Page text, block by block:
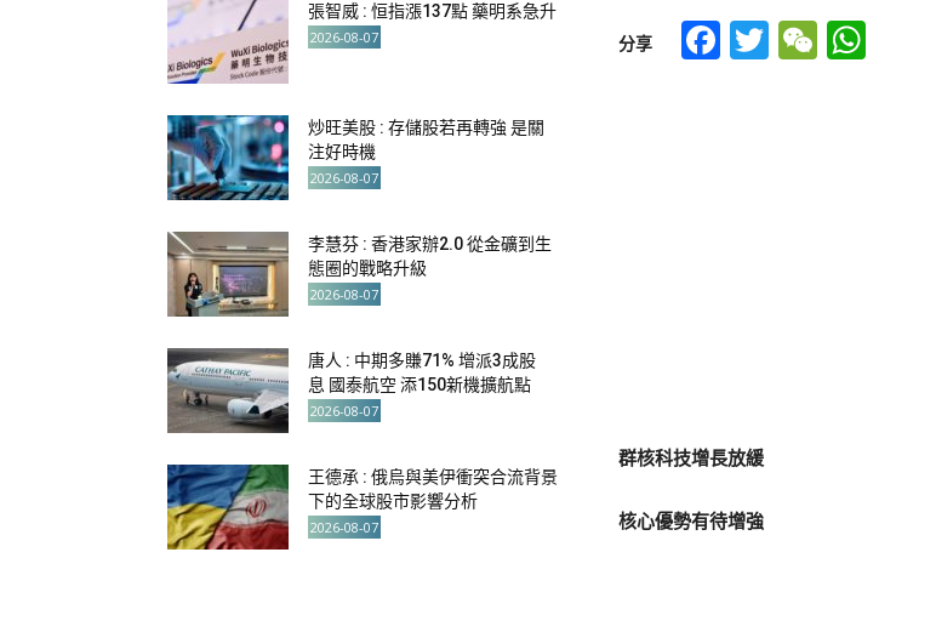
分享 Facebook
TwitterWeChat
群核科技增長放緩
核心優勢有待增強
張智威 : 恒指漲137點 藥明系急升
2026-08-07
炒旺美股 : 存儲股若再轉強 是關
注好時機
2026-08-07
李慧芬 : 香港家辦2.0 從金礦到生
態圈的戰略升級
2026-08-07
唐人 : 中期多賺71% 增派3成股
息 國泰航空 添150新機擴航點
2026-08-07
王德承 : 俄烏與美伊衝突合流背景
下的全球股市影響分析
2026-08-07